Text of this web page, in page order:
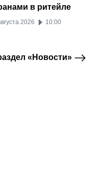
в ритейле
2026 10:00
«Новости»